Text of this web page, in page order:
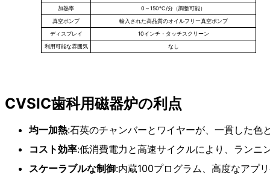
加熱率 0～150℃/分（調整可能）
真空ポンプ 輸入された高品質のオイルフリー真空ポンプ
ディスプレイ 10インチ・タッチスクリーン
利用可能な雰囲気 なし
CVSIC歯科用磁器炉の利点
均一加熱:石英のチャンバーとワイヤーが、一貫した色
コスト効率:低消費電力と高速サイクルにより、ランニ
スケーラブルな制御:内蔵100プログラム、高度なアプ
ファーネス・チャンバー日本から輸入されたチャンバー
温度：最高温度1700
ヒーターMoSi₂エレメント
寸法カスタマイズ可能な炉室寸法
真空および大気システム：カスタマイズ可能な低真空または不活性ガス（